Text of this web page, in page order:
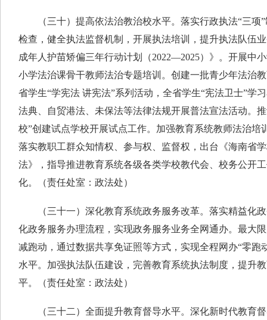
（三十）提高依法治教治校水平。落实行政执法“三项”
检查，健全执法监督机制，开展执法培训，提升执法队伍
成年人护苗矫偏三年行动计划（2022—2025）》。开展中
小学法治课骨干教师法治专题培训。创建一批青少年法治
省学生“学宪法 讲宪法”系列活动，全省学生“宪法卫士”学
法典、自贸港法、未保法等法律法规开展普法宣法活动。
校”创建试点学校开展试点工作。加强教育系统教师法治培
落实教职工群众知情权、参与权、监督权，出台《海南省
法》，指导推进教育系统各级各类学校教代会、校务公开
化。（责任处室：政法处）
（三十一）深化教育系统政务服务改革。落实精益化政
化政务服务办理流程，实现政务服务业务全网通办。最大
减跑动，通过数据共享免证照等方式，实现全程网办“零跑
水平。加强执法队伍建设，完善教育系统执法制度，提升
平。（责任处室：政法处）
（三十二）全面提升教育督导水平。深化新时代教育督